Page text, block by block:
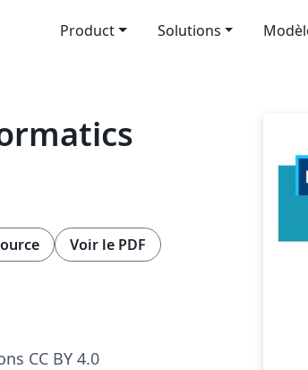
Product Solutions
Voir le PDF
CC BY 4.0